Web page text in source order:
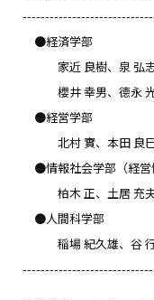
●経済学部
家近 良樹、泉 弘志
櫻井 幸男、德永 光
●経営学部
北村 實、本田 良巳
●情報社会学部（経営
柏木 正、土居 充夫
●人間科学部
稲場 紀久雄、谷 行